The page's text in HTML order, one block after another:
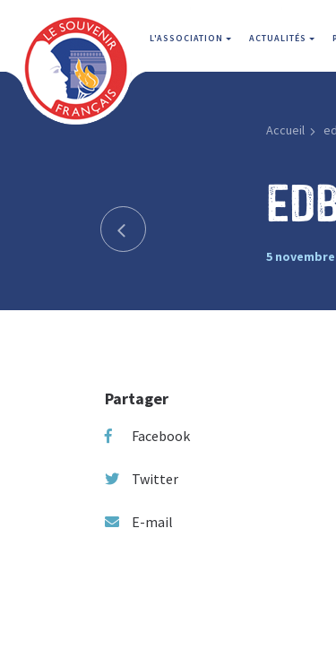
L'ASSOCIATION ACTUALITÉS
Accueil
5 novembre
Partager
Facebook
Twitter
E-mail